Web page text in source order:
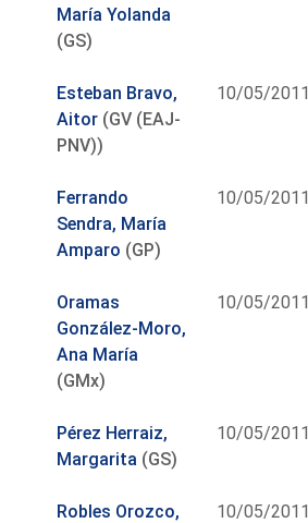
María Yolanda
(GS)
Esteban Bravo,
Aitor (GV (EAJ-
PNV))
10/05/2011
Ferrando
Sendra, María
Amparo (GP)
10/05/2011
Oramas
González-Moro,
Ana María
(GMx)
10/05/2011
Pérez Herraiz,
Margarita (GS)
10/05/2011
Robles Orozco,
10/05/2011